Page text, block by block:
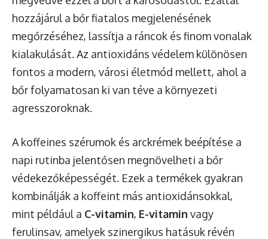
hozzájárul a bőr fiatalos megjelenésének
megőrzéséhez, lassítja a ráncok és finom vonalak
kialakulását. Az antioxidáns védelem különösen
fontos a modern, városi életmód mellett, ahol a
bőr folyamatosan ki van téve a környezeti
agresszoroknak.
A koffeines szérumok és arckrémek beépítése a
napi rutinba jelentősen megnövelheti a bőr
védekezőképességét. Ezek a termékek gyakran
kombinálják a koffeint más antioxidánsokkal,
mint például a C-vitamin, E-vitamin vagy
ferulinsav, amelyek szinergikus hatásuk révén